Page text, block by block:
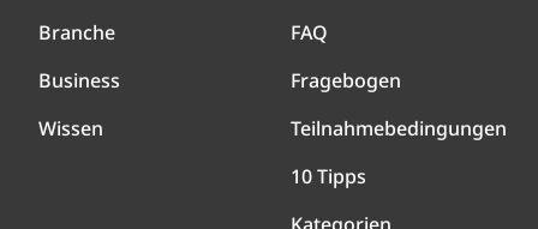
Branche
Business
Wissen
FAQ
Fragebogen
Teilnahmebedingungen
10 Tipps